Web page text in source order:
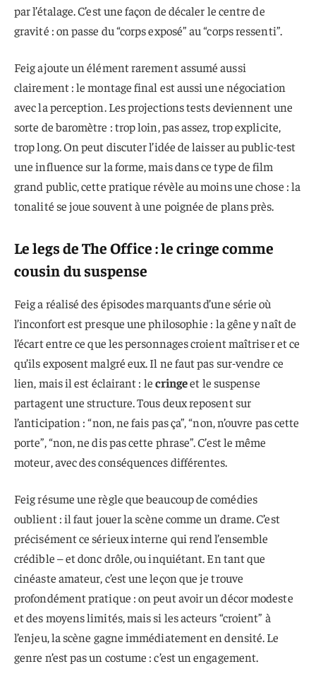
par l’étalage. C’est une façon de décaler le centre de
gravité : on passe du “corps exposé” au “corps ressenti”.
Feig ajoute un élément rarement assumé aussi
clairement : le montage final est aussi une négociation
avec la perception. Les projections tests deviennent une
sorte de baromètre : trop loin, pas assez, trop explicite,
trop long. On peut discuter l’idée de laisser au public-test
une influence sur la forme, mais dans ce type de film
grand public, cette pratique révèle au moins une chose : la
tonalité se joue souvent à une poignée de plans près.
Le legs de The Office : le cringe comme
cousin du suspense
Feig a réalisé des épisodes marquants d’une série où
l’inconfort est presque une philosophie : la gêne y naît de
l’écart entre ce que les personnages croient maîtriser et ce
qu’ils exposent malgré eux. Il ne faut pas sur-vendre ce
lien, mais il est éclairant : lecringeet le suspense
partagent une structure. Tous deux reposent sur
l’anticipation : “non, ne fais pas ça”, “non, n’ouvre pas cette
porte”, “non, ne dis pas cette phrase”. C’est le même
moteur, avec des conséquences différentes.
Feig résume une règle que beaucoup de comédies
oublient : il faut jouer la scène comme un drame. C’est
précisément ce sérieux interne qui rend l’ensemble
crédible – et donc drôle, ou inquiétant. En tant que
cinéaste amateur, c’est une leçon que je trouve
profondément pratique : on peut avoir un décor modeste
et des moyens limités, mais si les acteurs “croient” à
l’enjeu, la scène gagne immédiatement en densité. Le
genre n’est pas un costume : c’est un engagement.